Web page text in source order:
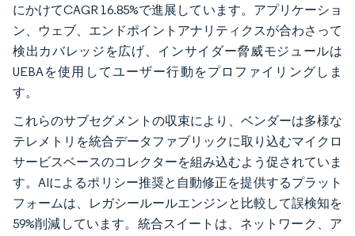
にかけてCAGR 16.85%で進展しています。アプリケーショ
ン、ウェブ、エンドポイントアナリティクスが合わさって
検出カバレッジを広げ、インサイダー脅威モジュールは
UEBAを使用してユーザー行動をプロファイリングしま
す。
これらのサブセグメントの収束により、ベンダーは多様な
テレメトリを統合データファブリックに取り込むマイクロ
サービスベースのコレクターを組み込むよう促されていま
す。AIによるポリシー推奨と自動修正を提供するプラット
フォームは、レガシールールエンジンと比較して誤検知を
59%削減しています。統合スイートは、ネットワーク、ア